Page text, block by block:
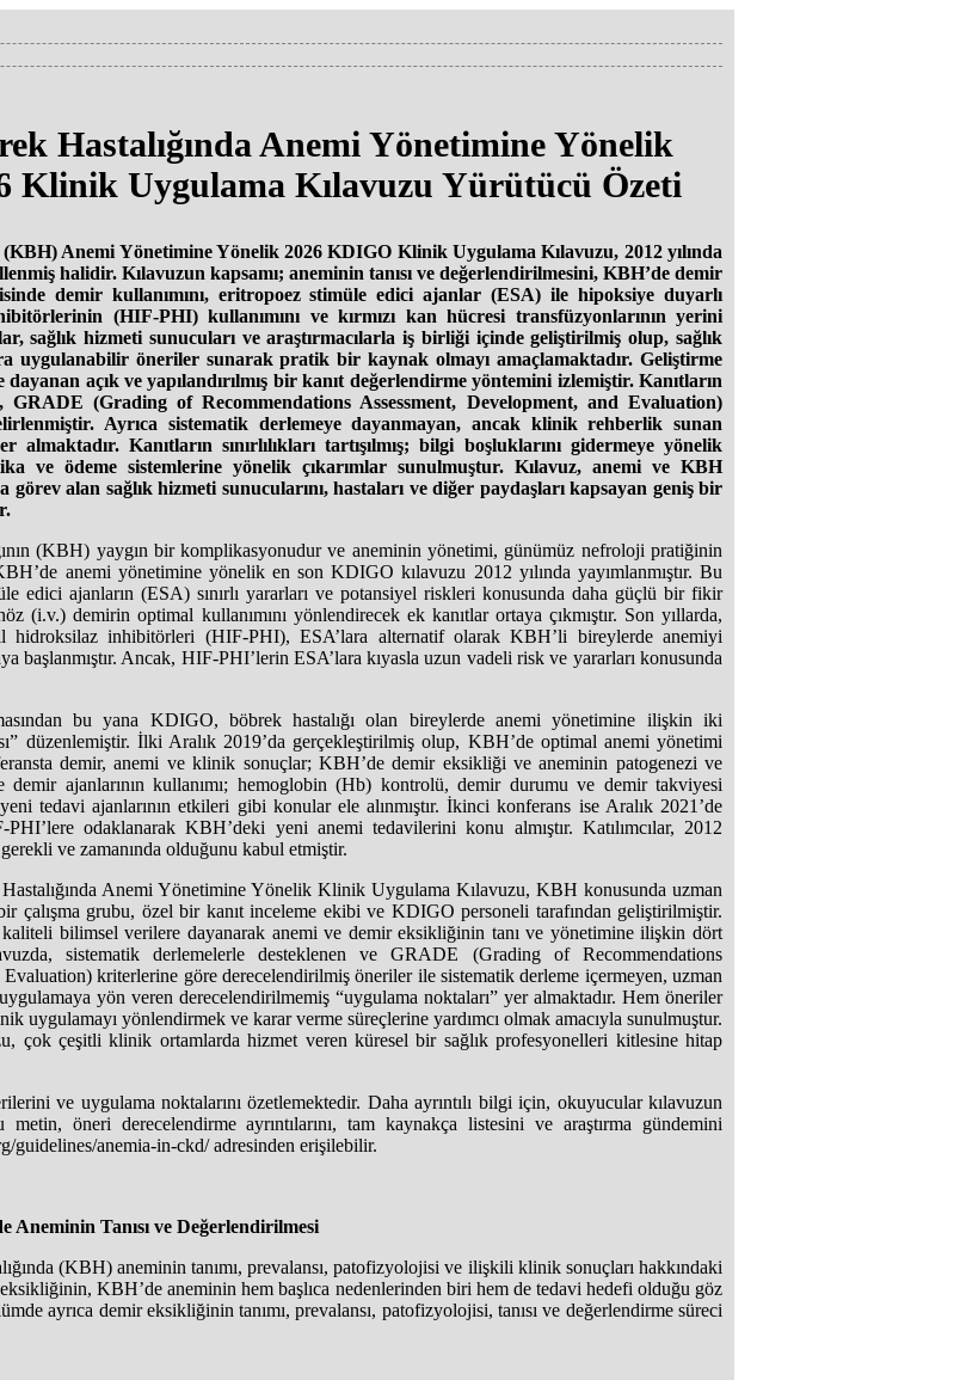
Hastalığında Anemi Yönetimine Yönelik
Klinik Uygulama Kılavuzu Yürütücü Özeti
Anemi Yönetimine Yönelik 2026 KDIGO Klinik Uygulama Kılavuzu, 2012 yılında
halidir. Kılavuzun kapsamı; aneminin tanısı ve değerlendirilmesini, KBH’de demir
demir kullanımını, eritropoez stimüle edici ajanlar (ESA) ile hipoksiye duyarlı
(HIF-PHI) kullanımını ve kırmızı kan hücresi transfüzyonlarının yerini
sağlık hizmeti sunucuları ve araştırmacılarla iş birliği içinde geliştirilmiş olup, sağlık
uygulanabilir öneriler sunarak pratik bir kaynak olmayı amaçlamaktadır. Geliştirme
açık ve yapılandırılmış bir kanıt değerlendirme yöntemini izlemiştir. Kanıtların
(Grading of Recommendations Assessment, Development, and Evaluation)
Ayrıca sistematik derlemeye dayanmayan, ancak klinik rehberlik sunan
Kanıtların sınırlılıkları tartışılmış; bilgi boşluklarını gidermeye yönelik
ve ödeme sistemlerine yönelik çıkarımlar sunulmuştur. Kılavuz, anemi ve KBH
görev alan sağlık hizmeti sunucularını, hastaları ve diğer paydaşları kapsayan geniş bir
(KBH) yaygın bir komplikasyonudur ve aneminin yönetimi, günümüz nefroloji pratiğinin
anemi yönetimine yönelik en son KDIGO kılavuzu 2012 yılında yayımlanmıştır. Bu
edici ajanların (ESA) sınırlı yararları ve potansiyel riskleri konusunda daha güçlü bir fikir
(i.v.) demirin optimal kullanımını yönlendirecek ek kanıtlar ortaya çıkmıştır. Son yıllarda,
hidroksilaz inhibitörleri (HIF-PHI), ESA’lara alternatif olarak KBH’li bireylerde anemiyi
başlanmıştır. Ancak, HIF-PHI’lerin ESA’lara kıyasla uzun vadeli risk ve yararları konusunda
bu yana KDIGO, böbrek hastalığı olan bireylerde anemi yönetimine ilişkin iki
düzenlemiştir. İlki Aralık 2019’da gerçekleştirilmiş olup, KBH’de optimal anemi yönetimi
demir, anemi ve klinik sonuçlar; KBH’de demir eksikliği ve aneminin patogenezi ve
demir ajanlarının kullanımı; hemoglobin (Hb) kontrolü, demir durumu ve demir takviyesi
tedavi ajanlarının etkileri gibi konular ele alınmıştır. İkinci konferans ise Aralık 2021’de
odaklanarak KBH’deki yeni anemi tedavilerini konu almıştır. Katılımcılar, 2012
ve zamanında olduğunu kabul etmiştir.
Anemi Yönetimine Yönelik Klinik Uygulama Kılavuzu, KBH konusunda uzman
çalışma grubu, özel bir kanıt inceleme ekibi ve KDIGO personeli tarafından geliştirilmiştir.
kaliteli bilimsel verilere dayanarak anemi ve demir eksikliğinin tanı ve yönetimine ilişkin dört
sistematik derlemelerle desteklenen ve GRADE (Grading of Recommendations
kriterlerine göre derecelendirilmiş öneriler ile sistematik derleme içermeyen, uzman
yön veren derecelendirilmemiş “uygulama noktaları” yer almaktadır. Hem öneriler
uygulamayı yönlendirmek ve karar verme süreçlerine yardımcı olmak amacıyla sunulmuştur.
çok çeşitli klinik ortamlarda hizmet veren küresel bir sağlık profesyonelleri kitlesine hitap
ve uygulama noktalarını özetlemektedir. Daha ayrıntılı bilgi için, okuyucular kılavuzun
öneri derecelendirme ayrıntılarını, tam kaynakça listesini ve araştırma gündemini
guidelines/anemia-in-ckd/ adresinden erişilebilir.
Tanısı ve Değerlendirilmesi
(KBH) aneminin tanımı, prevalansı, patofizyolojisi ve ilişkili klinik sonuçları hakkındaki
KBH’de aneminin hem başlıca nedenlerinden biri hem de tedavi hedefi olduğu göz
ayrıca demir eksikliğinin tanımı, prevalansı, patofizyolojisi, tanısı ve değerlendirme süreci